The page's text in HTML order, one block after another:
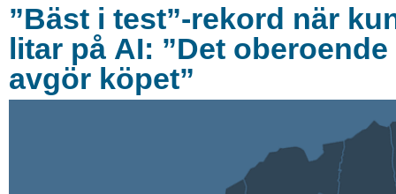
”Bäst i test”-rekord när
litar på AI: ”Det
avgör köpet”